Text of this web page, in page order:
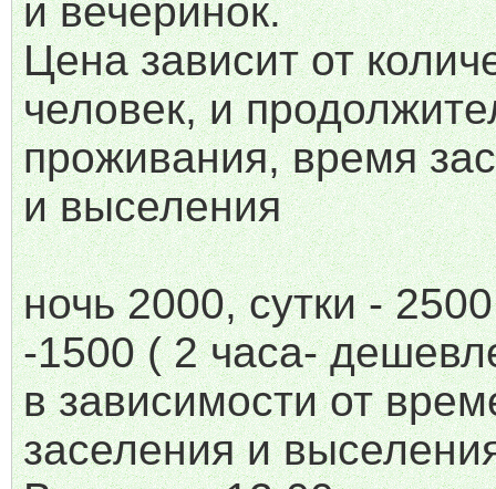
и вечеринок.
Цена зависит от
человек, и
проживания, время
и выселения
ночь 2000, сутки -
-1500 ( 2 часа-
в зависимости от
заселения и